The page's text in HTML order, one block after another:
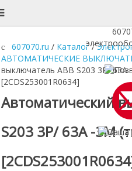
607070.ru / Каталог/
АВТОМАТИЧЕСКИЕ
выключатель ABB S203 3P/ 63A
[2CDS253001R0634]
Автоматический
S203 3P/ 63A -3М